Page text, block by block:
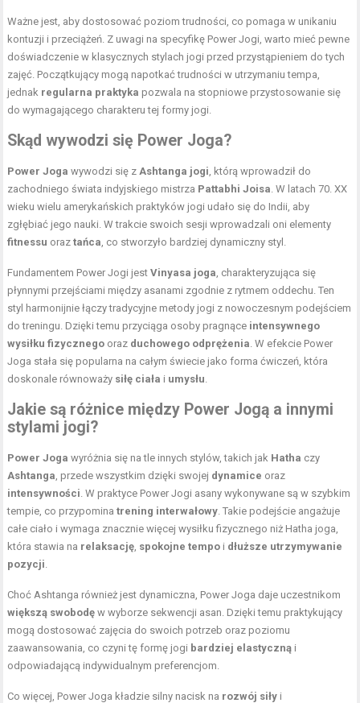
Ważne jest, aby dostosować poziom trudności, co pomaga w unikaniu
kontuzji i przeciążeń. Z uwagi na specyfikę Power Jogi, warto mieć pewne
doświadczenie w klasycznych stylach jogi przed przystąpieniem do tych
zajęć. Początkujący mogą napotkać trudności w utrzymaniu tempa,
jednak regularna praktyka pozwala na stopniowe przystosowanie się
do wymagającego charakteru tej formy jogi.
Skąd wywodzi się Power Joga?
Power Joga wywodzi się z Ashtanga jogi , którą wprowadził do
zachodniego świata indyjskiego mistrza Pattabhi Joisa . W latach 70. XX
wieku wielu amerykańskich praktyków jogi udało się do Indii, aby
zgłębiać jego nauki. W trakcie swoich sesji wprowadzali oni elementy
fitnessu oraztańca , co stworzyło bardziej dynamiczny styl.
Fundamentem Power Jogi jestVinyasa joga , charakteryzująca się
płynnymi przejściami między asanami zgodnie z rytmem oddechu. Ten
styl harmonijnie łączy tradycyjne metody jogi z nowoczesnym podejściem
do treningu. Dzięki temu przyciąga osoby pragnące intensywnego
wysiłku fizycznego oraz duchowego odprężenia . W efekcie Power
Joga stała się popularna na całym świecie jako forma ćwiczeń, która
doskonale równoważy siłę ciała i umysłu
Jakie są różnice między Power Jogą a innymi
stylami jogi?
Power Joga wyróżnia się na tle innych stylów, takich jak Hatha czy
Ashtanga , przede wszystkim dzięki swojej dynamice oraz
intensywności . W praktyce Power Jogi asany wykonywane są w szybkim
tempie, co przypominatrening interwałowy . Takie podejście angażuje
całe ciało i wymaga znacznie więcej wysiłku fizycznego niż Hatha joga,
która stawia na relaksację spokojne tempo i dłuższe utrzymywanie
pozycji
Choć Ashtanga również jest dynamiczna, Power Joga daje uczestnikom
większą swobodę w wyborze sekwencji asan. Dzięki temu praktykujący
mogą dostosować zajęcia do swoich potrzeb oraz poziomu
zaawansowania, co czyni tę formę jogi bardziej elastyczną i
odpowiadającą indywidualnym preferencjom.
Co więcej, Power Joga kładzie silny nacisk na rozwój siły i